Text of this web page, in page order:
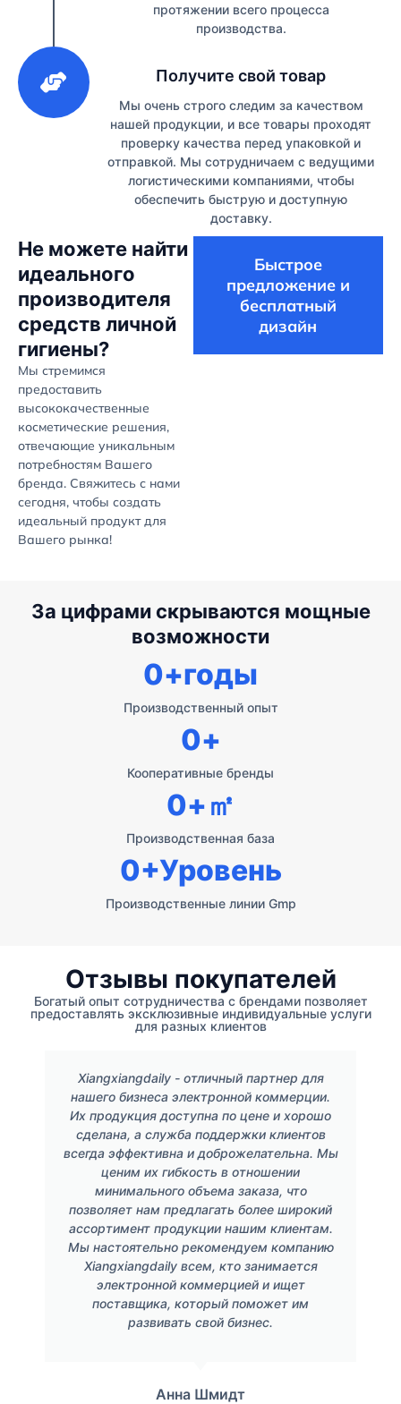
протяжении всего процесса
производства.
Получите свой товар
Мы очень строго следим за качеством
нашей продукции, и все товары проходят
проверку качества перед упаковкой и
отправкой. Мы сотрудничаем с ведущими
логистическими компаниями, чтобы
обеспечить быструю и доступную
доставку.
Не можете найти
идеального
производителя
средств личной
гигиены?
Мы стремимся
предоставить
высококачественные
косметические решения,
отвечающие уникальным
потребностям Вашего
бренда. Свяжитесь с нами
сегодня, чтобы создать
идеальный продукт для
Вашего рынка!
Быстрое
предложение и
бесплатный
дизайн
За цифрами скрываются мощные
возможности
Производственный опыт
0+годы
Кооперативные бренды
0+
Производственная база
0+㎡
Производственные линии Gmp
0+Уровень
Отзывы покупателей
Богатый опыт сотрудничества с брендами позволяет
предоставлять эксклюзивные индивидуальные услуги
для разных клиентов
Xiangxiangdaily - отличный партнер для
нашего бизнеса электронной коммерции.
Их продукция доступна по цене и хорошо
сделана, а служба поддержки клиентов
всегда эффективна и доброжелательна. Мы
ценим их гибкость в отношении
минимального объема заказа, что
позволяет нам предлагать более широкий
ассортимент продукции нашим клиентам.
Мы настоятельно рекомендуем компанию
Xiangxiangdaily всем, кто занимается
электронной коммерцией и ищет
поставщика, который поможет им
развивать свой бизнес.
Анна Шмидт